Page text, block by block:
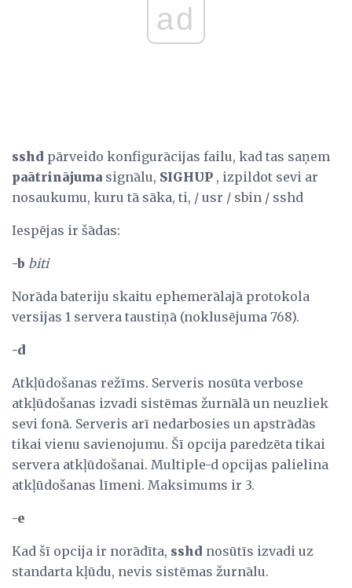
ad
sshd pārveido konfigurācijas failu, kad tas saņem
paātrinājuma signālu, SIGHUP , izpildot sevi ar
nosaukumu, kuru tā sāka, ti, / usr / sbin / sshd
Iespējas ir šādas:
-b biti
Norāda bateriju skaitu ephemerālajā protokola
versijas 1 servera taustiņā (noklusējuma 768).
-d
Atkļūdošanas režīms. Serveris nosūta verbose
atkļūdošanas izvadi sistēmas žurnālā un neuzliek
sevi fonā. Serveris arī nedarbosies un apstrādās
tikai vienu savienojumu. Šī opcija paredzēta tikai
servera atkļūdošanai. Multiple-d opcijas palielina
atkļūdošanas līmeni. Maksimums ir 3.
-e
Kad šī opcija ir norādīta, sshd nosūtīs izvadi uz
standarta kļūdu, nevis sistēmas žurnālu.